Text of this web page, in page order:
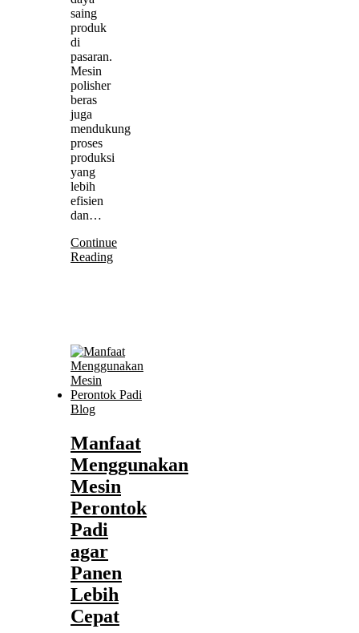
saing
produk
di
pasaran.
Mesin
polisher
beras
juga
mendukung
proses
produksi
yang
lebih
efisien
dan…
Continue
Reading
Blog
Manfaat
Menggunakan
Mesin
Perontok
Padi
agar
Panen
Lebih
Cepat